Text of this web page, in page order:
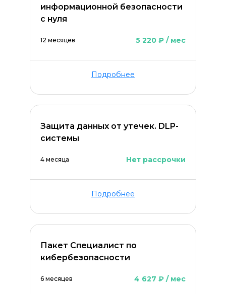
информационной безопасности
с нуля
12 месяцев 5 220 ₽ / мес
Подробнее
Защита данных от утечек. DLP-
системы
4 месяца Нет рассрочки
Подробнее
Пакет Специалист по
кибербезопасности
6 месяцев 4 627 ₽ / мес